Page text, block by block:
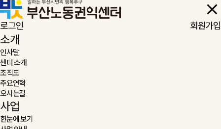
로그인 회원가입
소개
인사말
센터 소개
조직도
주요연혁
오시는길
사업
한눈에 보기